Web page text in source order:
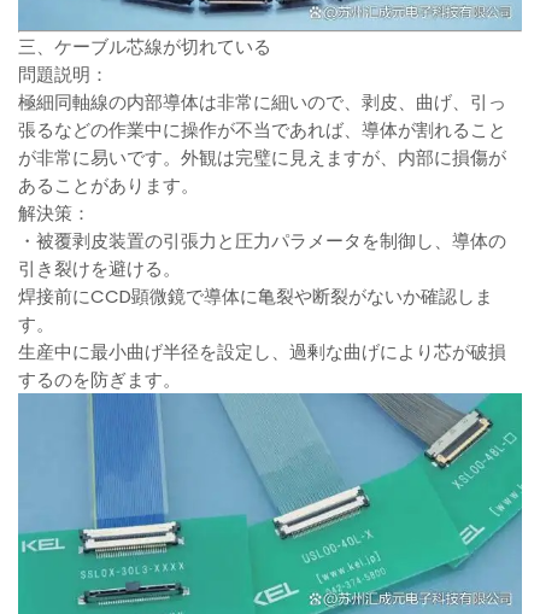
三、ケーブル芯線が切れている
問題説明：
極細同軸線の内部導体は非常に細いので、剥皮、曲げ、引っ
張るなどの作業中に操作が不当であれば、導体が割れること
が非常に易いです。外観は完璧に見えますが、内部に損傷が
あることがあります。
解決策：
・被覆剥皮装置の引張力と圧力パラメータを制御し、導体の
引き裂けを避ける。
焊接前にCCD顕微鏡で導体に亀裂や断裂がないか確認しま
す。
生産中に最小曲げ半径を設定し、過剰な曲げにより芯が破損
するのを防ぎます。